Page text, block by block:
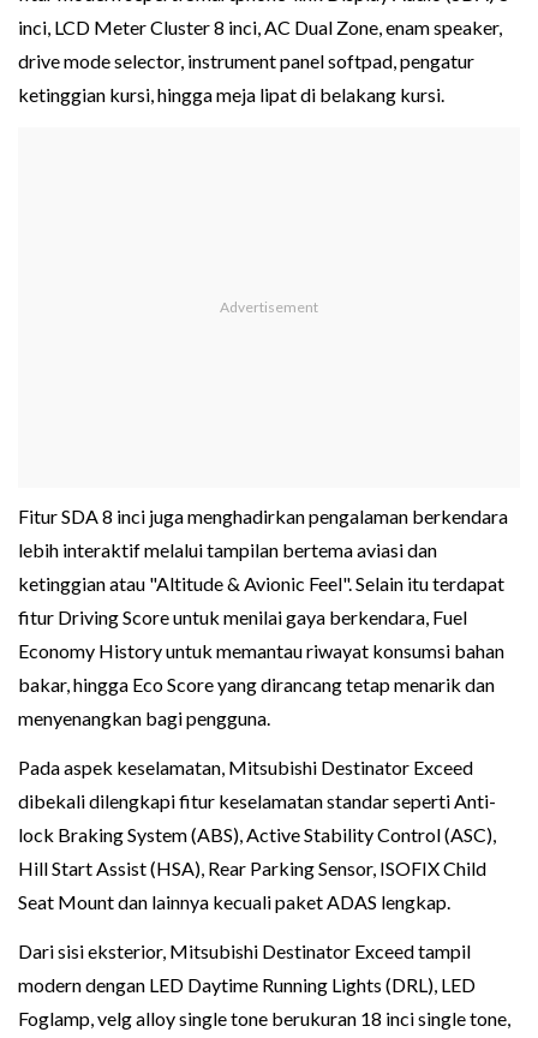
inci, LCD Meter Cluster 8 inci, AC Dual Zone, enam speaker,
drive mode selector, instrument panel softpad, pengatur
ketinggian kursi, hingga meja lipat di belakang kursi.
Fitur SDA 8 inci juga menghadirkan pengalaman berkendara
lebih interaktif melalui tampilan bertema aviasi dan
ketinggian atau "Altitude & Avionic Feel". Selain itu terdapat
fitur Driving Score untuk menilai gaya berkendara, Fuel
Economy History untuk memantau riwayat konsumsi bahan
bakar, hingga Eco Score yang dirancang tetap menarik dan
menyenangkan bagi pengguna.
Pada aspek keselamatan, Mitsubishi Destinator Exceed
dibekali dilengkapi fitur keselamatan standar seperti Anti-
lock Braking System (ABS), Active Stability Control (ASC),
Hill Start Assist (HSA), Rear Parking Sensor, ISOFIX Child
Seat Mount dan lainnya kecuali paket ADAS lengkap.
Dari sisi eksterior, Mitsubishi Destinator Exceed tampil
modern dengan LED Daytime Running Lights (DRL), LED
Foglamp, velg alloy single tone berukuran 18 inci single tone,